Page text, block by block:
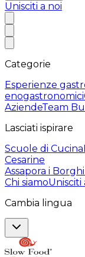
Unisciti a noi
Categorie
Esperienze
enogastronomici
AziendeTeam
Lasciati ispirare
Scuole di Cucina
Cesarine
Assapora i Borghi
Chi siamoUnisciti
Cambia lingua